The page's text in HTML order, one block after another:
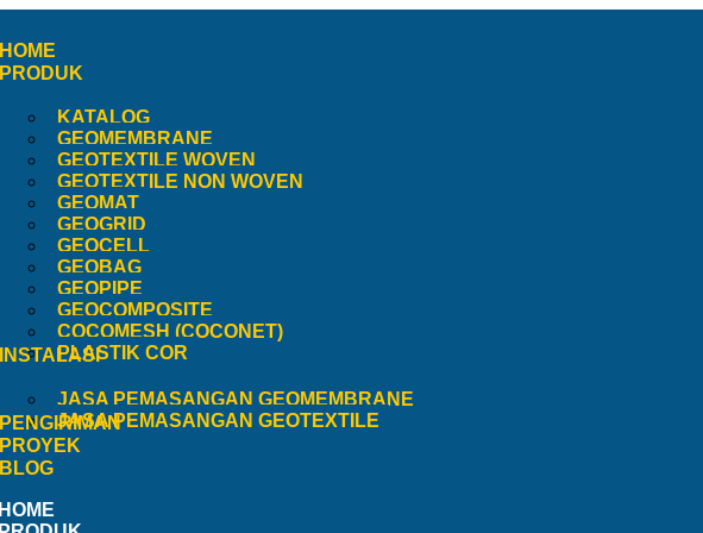
HOME
PRODUK
KATALOG
GEOMEMBRANE
GEOTEXTILE WOVEN
GEOTEXTILE NON WOVEN
GEOMAT
GEOGRID
GEOCELL
GEOBAG
GEOPIPE
GEOCOMPOSITE
COCOMESH (COCONET)
PLASTIK COR
INSTALASI
JASA PEMASANGAN GEOMEMBRANE
JASA PEMASANGAN GEOTEXTILE
PENGIRIMAN
PROYEK
BLOG
HOME